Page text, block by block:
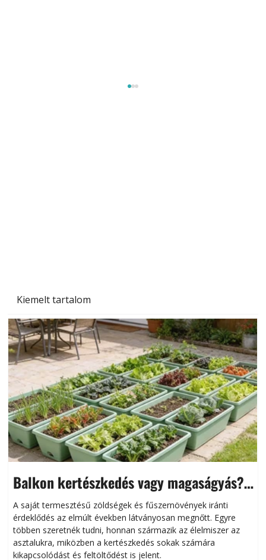
Kiemelt tartalom
Balkon kertészkedés vagy magaságyás?
Helytakarékos kertészkedés
A saját termesztésű zöldségek és fűszernövények iránti
érdeklődés az elmúlt években látványosan megnőtt. Egyre
többen szeretnék tudni, honnan származik az élelmiszer az
asztalukra, miközben a kertészkedés sokak számára
kikapcsolódást és feltöltődést is jelent.